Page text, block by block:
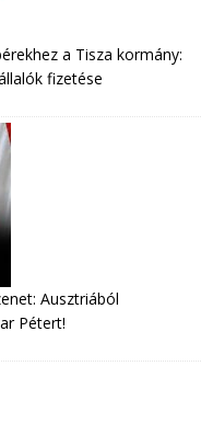
a Tisza kormány:
fizetése
Ausztriából
Pétert!